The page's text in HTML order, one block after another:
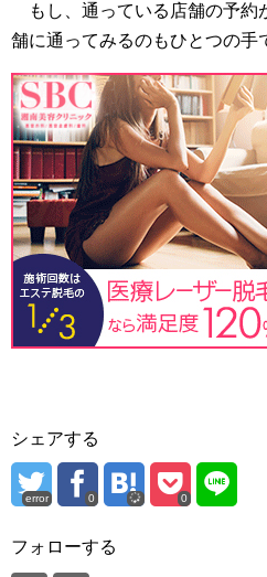
もし、通っている店舗の予約
舗に通ってみるのもひとつの手
シェアする
error 0 0
フォローする